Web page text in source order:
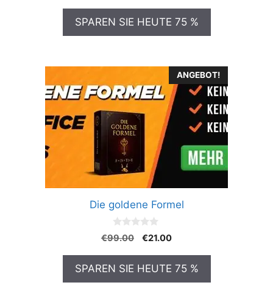
5
war:
€99.00
ist:
€21.00.
SPAREN SIE HEUTE 75 %
ANGEBOT!
Die goldene Formel
0
v
5
€99.00
Ursprünglicher
war:
€99.00
€21.00Aktueller
ist:
€21.00.
SPAREN SIE HEUTE 75 %